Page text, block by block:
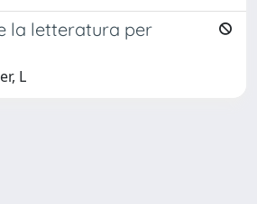
la letteratura per
L